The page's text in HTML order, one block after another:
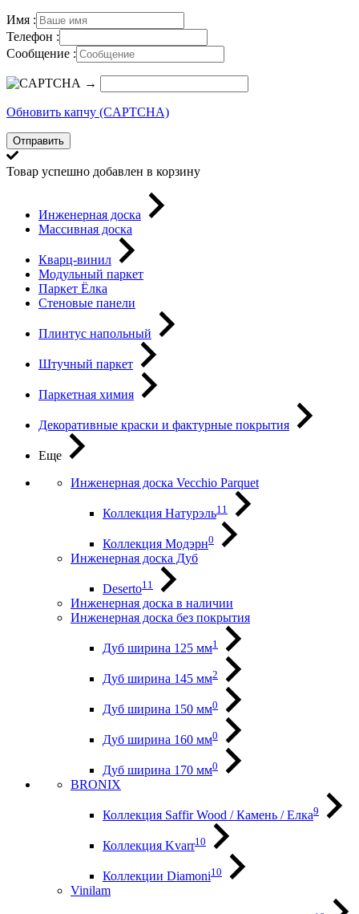
Имя :
Телефон :
Сообщение :
→
Обновить капчу (CAPTCHA)
Отправить
Товар успешно добавлен в корзину
Инженерная доска
Массивная доска
Кварц-винил
Модульный паркет
Паркет Ёлка
Стеновые панели
Плинтус напольный
Штучный паркет
Паркетная химия
Декоративные краски и фактурные покрытия
Еще
Инженерная доска Vecchio Parquet
Коллекция Натурэль11
Коллекция Модэрн0
Инженерная доска Дуб
Deserto11
Инженерная доска в наличии
Инженерная доска без покрытия
Дуб ширина 125 мм1
Дуб ширина 145 мм2
Дуб ширина 150 мм0
Дуб ширина 160 мм0
Дуб ширина 170 мм0
BRONIX
Коллекция Saffir Wood / Камень / Елка9
Коллекция Kvarr10
Коллекции Diamoni10
Vinilam